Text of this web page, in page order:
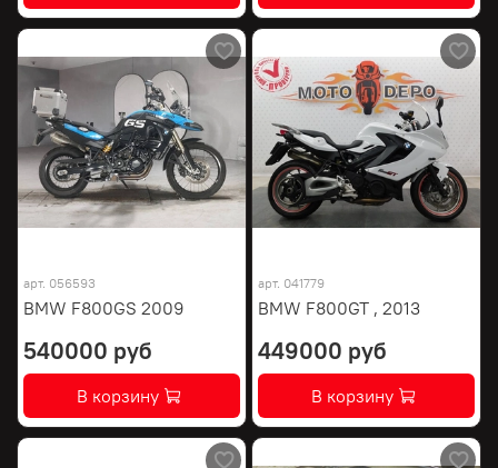
арт. 056593
BMW F800GS 2009
540000 руб
В корзину
арт. 041779
BMW F800GT , 2013
449000 руб
В корзину